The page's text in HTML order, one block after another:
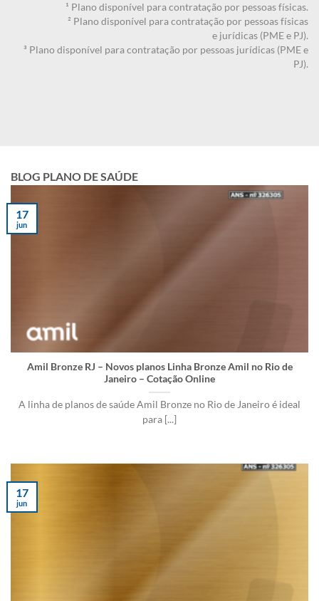
¹ Plano disponível para contratação por pessoas físicas.
² Plano disponível para contratação por pessoas físicas
e jurídicas (PME e PJ).
³ Plano disponível para contratação por pessoas jurídicas (PME e
PJ).
BLOG PLANO DE SAÚDE
Amil Bronze RJ – Novos planos Linha Bronze Amil no Rio de
Janeiro – Cotação Online
A linha de planos de saúde Amil Bronze no Rio de Janeiro é ideal
para [...]
17
jun
17
jun